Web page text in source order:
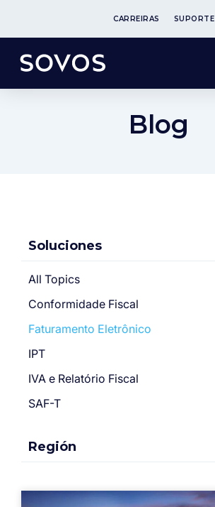
CARREIRAS SUPORTE
Blog
Soluciones
All Topics
Conformidade Fiscal
Faturamento Eletrônico
IPT
IVA e Relatório Fiscal
SAF-T
Región